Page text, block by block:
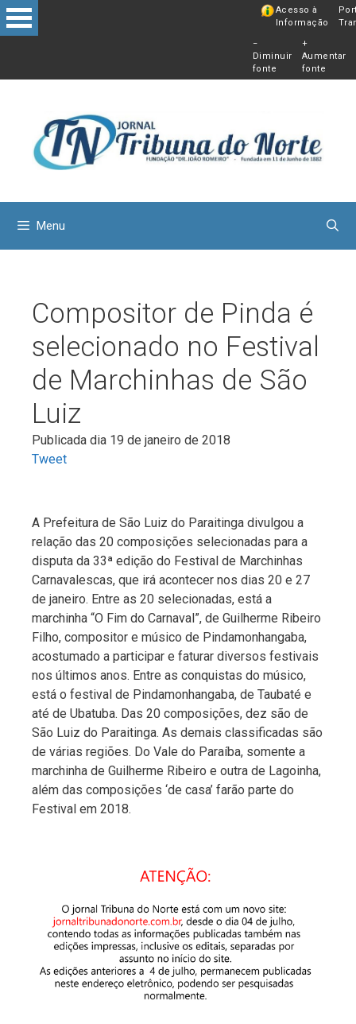
Pular
para
Acesso à
Informação
−
Diminuir
fonte
+
Aumentar
fonte
Menu
Compositor de Pinda é
selecionado no Festival
de Marchinhas de São
Luiz
Publicada dia 19 de janeiro de 2018
Tweet
A Prefeitura de São Luiz do Paraitinga divulgou a
relação das 20 composições selecionadas para a
disputa da 33ª edição do Festival de Marchinhas
Carnavalescas, que irá acontecer nos dias 20 e 27
de janeiro. Entre as 20 selecionadas, está a
marchinha “O Fim do Carnaval”, de Guilherme Ribeiro
Filho, compositor e músico de Pindamonhangaba,
acostumado a participar e faturar diversos festivais
nos últimos anos. Entre as conquistas do músico,
está o festival de Pindamonhangaba, de Taubaté e
até de Ubatuba. Das 20 composições, dez são de
São Luiz do Paraitinga. As demais classificadas são
de várias regiões. Do Vale do Paraíba, somente a
marchinha de Guilherme Ribeiro e outra de Lagoinha,
além das composições ‘de casa’ farão parte do
Festival em 2018.